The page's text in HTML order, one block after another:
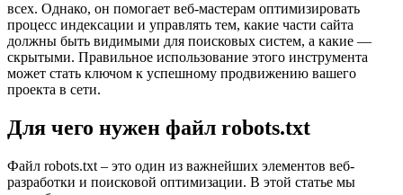
всех. Однако, он помогает веб-мастерам оптимизировать
процесс индексации и управлять тем, какие части сайта
должны быть видимыми для поисковых систем, а какие —
скрытыми. Правильное использование этого инструмента
может стать ключом к успешному продвижению вашего
проекта в сети.
Для чего нужен файл robots.txt
Файл robots.txt – это один из важнейших элементов веб-
разработки и поисковой оптимизации. В этой статье мы